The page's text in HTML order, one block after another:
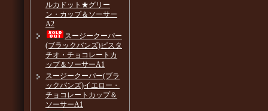
ルカドット★グリー
ン・カップ＆ソーサー
A2
スージークーパー
(ブラックバンズ)ピスタ
チオ・チョコレートカ
ップ＆ソーサーA1
スージークーパー(ブラ
ックバンズ)イエロー・
チョコレートカップ＆
ソーサーA1